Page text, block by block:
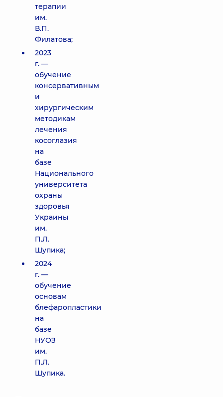
терапии
им.
В.П.
Филатова;
2023
г. —
обучение
консервативным
и
хирургическим
методикам
лечения
косоглазия
на
базе
Национального
университета
охраны
здоровья
Украины
им.
П.Л.
Шупика;
2024
г. —
обучение
основам
блефаропластики
на
базе
НУОЗ
им.
П.Л.
Шупика.